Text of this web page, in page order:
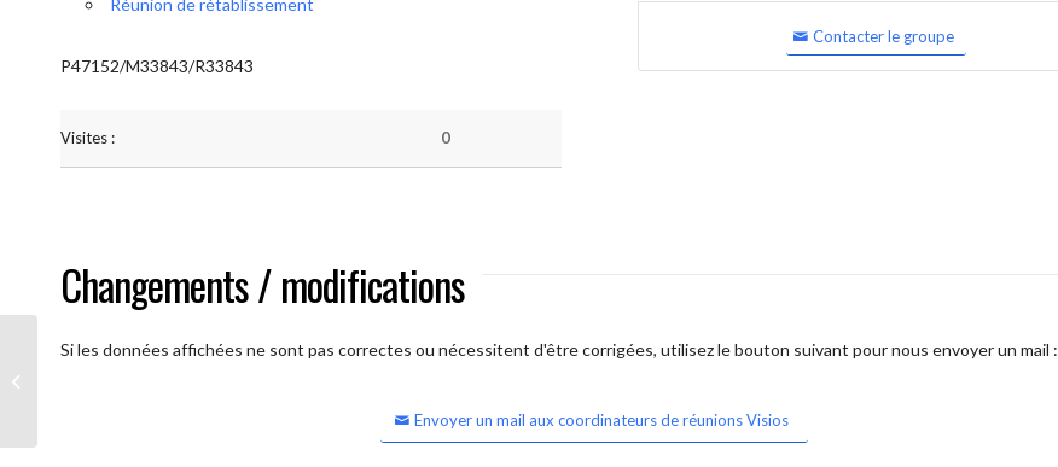
Réunion de rétablissement
P47152/M33843/R33843
Visites : 0
Contacter le groupe
Changements / modifications
Si les données affichées ne sont pas correctes ou nécessitent d'être corrigées, utilisez le bouton suivant pour nous envoyer un mail :
Envoyer un mail aux coordinateurs de réunions Visios